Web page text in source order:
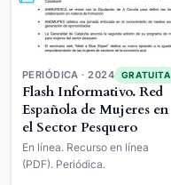
PERIÓDICA · 2024 GRATUITA
Flash Informativo. Red
Española de Mujeres en
el Sector Pesquero
En línea. Recurso en línea
(PDF). Periódica.